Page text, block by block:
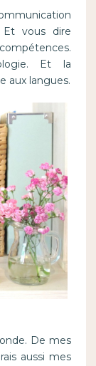
Et vous dire
Et la
aux langues.
De mes
aussi mes